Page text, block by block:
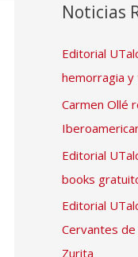
Noticias
Editorial
hemorragia
Carmen Ollé
Editorial
books
Editorial
Cervantes
Zurita